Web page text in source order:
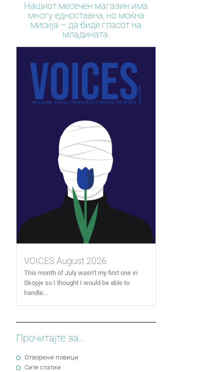
Нашиот месечен магазин има
многу едноставна, но моќна
мисија – да биде гласот на
младината.
VOICES August 2026
This month of July wasn’t my first one in
Skopje so I thought I would be able to
handle...
Прочитајте за...
Отворени повици
Сите статии